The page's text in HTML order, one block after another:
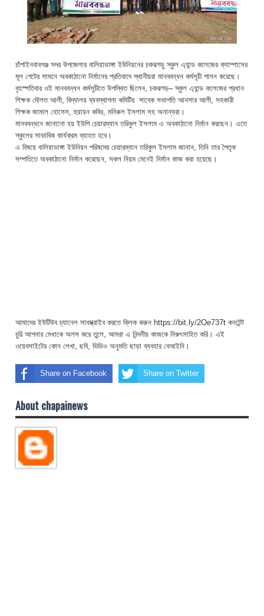
চাঁপাইনবাবগঞ্জ সদর উপজেলার বালিয়াডাঙ্গা ইউনিয়নের চকঝগড়ু স্কুল এ্যান্ড কলেজের ক্যাম্পাসের
মূল গেটের সামনে অবকাঠানো নির্মানের প্রতিবাদে স্থানীয়রা মানববন্ধন কর্মসূচী পালন করেছে।
বৃহস্পতিবার ওই মানববন্ধন কর্মসূচীতে উপস্থিত ছিলেন, চকঝগড়– স্কুল এ্যান্ড কলেজের প্রধান
শিক্ষক দৌলত আলী, বিদ্যালয় ব্যবস্থাপনা কমিটির সাবেক সভাপতি আনসার আলী, সহকারী
শিক্ষক জামাল হোসেস, হুয়ায়ন কবির, মনিরুল ইসলাম সহ অনান্যরা।
মানববন্ধনে জানানো হয় ইউপি চেয়ারম্যান তরিকুল ইসলাম এ অবকাঠানো নির্মান করছেন। এতে
স্কুলের সাভাবিক কার্যক্রম ব্যাহত হবে।
এ বিষয়ে বালিয়াডাঙ্গা ইউনিয়ন পরিষদের চেয়ারম্যান তরিকুল ইসলাম জানান, তিনি তার পৈতৃক
সম্পতিতে অবকাঠানো নির্মান করেছেন, সকল নিয়ম মেনেই নির্মান কাজ করা হয়েছে।
আমাদের ইউটিউব চ্যানেল সাবস্ক্রাইব করতে ক্লিক করুন https://bit.ly/2Oe737t কনটেন্ট
চুরি আপনার মেধাকে অলস করে তুলে, আমরা এ নিন্দনীয় কাজকে নিরুৎসাহিত করি। এই
ওয়েবসাইটের কোন লেখা, ছবি, ভিডিও অনুমতি ছাড়া ব্যবহার বেআইনি।
Share on Facebook Share on Twitter
About chapainews